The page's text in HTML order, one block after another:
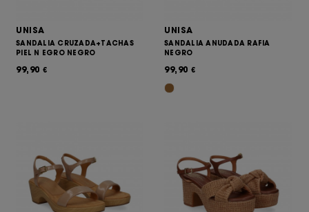
UNISA
SANDALIA CRUZADA+TACHAS
PIEL N EGRO NEGRO
99,90 €
UNISA
SANDALIA ANUDADA RAFIA
NEGRO
99,90 €